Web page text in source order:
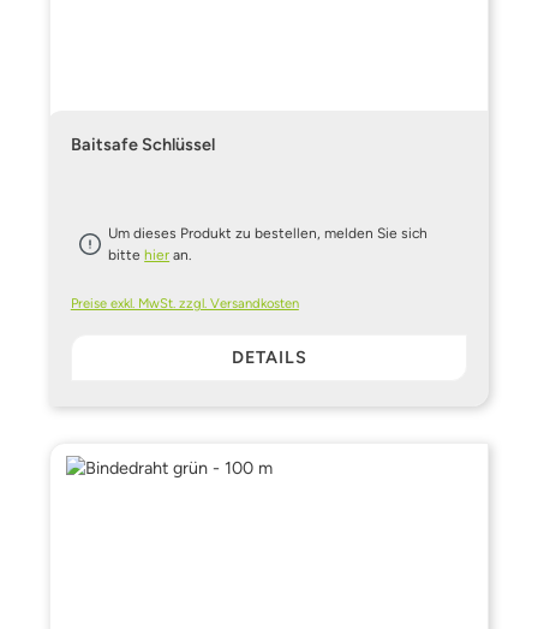
Baitsafe Schlüssel
Um dieses Produkt zu bestellen, melden Sie sich
bittehier an.
Preise exkl. MwSt. zzgl. Versandkosten
DETAILS